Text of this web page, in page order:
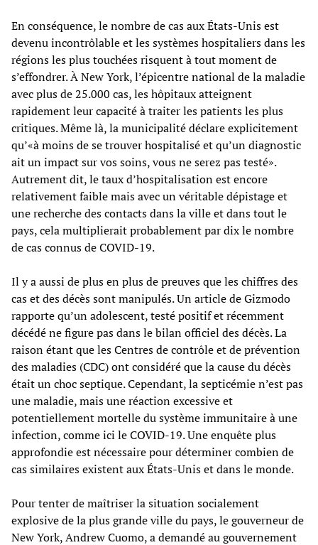
En conséquence, le nombre de cas aux États-Unis est
devenu incontrôlable et les systèmes hospitaliers dans les
régions les plus touchées risquent à tout moment de
s’effondrer. À New York, l’épicentre national de la maladie
avec plus de 25.000 cas, les hôpitaux atteignent
rapidement leur capacité à traiter les patients les plus
critiques. Même là, la municipalité déclare explicitement
qu’«à moins de se trouver hospitalisé et qu’un diagnostic
ait un impact sur vos soins, vous ne serez pas testé».
Autrement dit, le taux d’hospitalisation est encore
relativement faible mais avec un véritable dépistage et
une recherche des contacts dans la ville et dans tout le
pays, cela multiplierait probablement par dix le nombre
de cas connus de COVID-19.
Il y a aussi de plus en plus de preuves que les chiffres des
cas et des décès sont manipulés. Un article de Gizmodo
rapporte qu’un adolescent, testé positif et récemment
décédé ne figure pas dans le bilan officiel des décès. La
raison étant que les Centres de contrôle et de prévention
des maladies (CDC) ont considéré que la cause du décès
était un choc septique. Cependant, la septicémie n’est pas
une maladie, mais une réaction excessive et
potentiellement mortelle du système immunitaire à une
infection, comme ici le COVID-19. Une enquête plus
approfondie est nécessaire pour déterminer combien de
cas similaires existent aux États-Unis et dans le monde.
Pour tenter de maîtriser la situation socialement
explosive de la plus grande ville du pays, le gouverneur de
New York, Andrew Cuomo, a demandé au gouvernement